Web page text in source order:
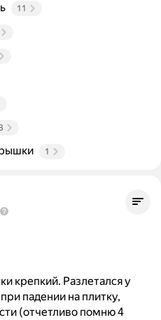
11
1
крепкий. Разлетался у
падении на плитку,
(отчетливо помню 4